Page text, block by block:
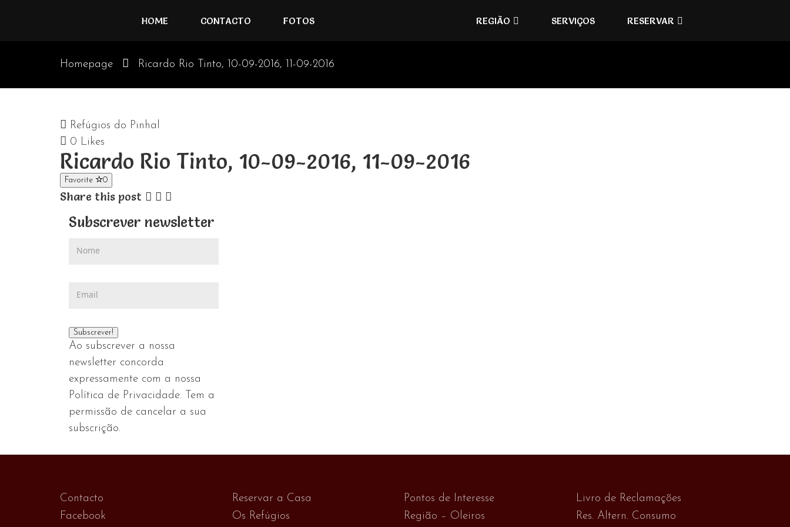
HOME CONTACTO FOTOS REGIÃO SERVIÇOS RESERVAR
Homepage Ricardo Rio Tinto, 10-09-2016, 11-09-2016
Refúgios do Pinhal
0 Likes
Ricardo Rio Tinto, 10-09-2016, 11-09-2016
Favorite 0
Share this post
Subscrever newsletter
Ao subscrever a nossa
newsletter concorda
expressamente com a nossa
Política de Privacidade. Tem a
permissão de cancelar a sua
subscrição.
Contacto
Facebook
Reservar a Casa
Os Refúgios
Pontos de Interesse
Região – Oleiros
Livro de Reclamações
Res. Altern. Consumo